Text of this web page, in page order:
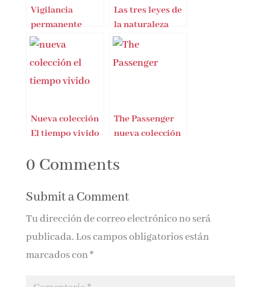
Vigilancia
permanente
Las tres leyes de
la naturaleza
humana (y su
permanente)
Nueva colección
El tiempo vivido
The Passenger
nueva colección
0 Comments
Submit a Comment
Tu dirección de correo electrónico no será
publicada. Los campos obligatorios están
marcados con*